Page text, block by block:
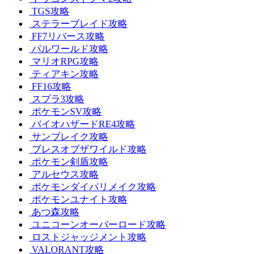
TGS攻略
ステラーブレイド攻略
FF7リバース攻略
パルワールド攻略
マリオRPG攻略
ティアキン攻略
FF16攻略
スプラ3攻略
ポケモンSV攻略
バイオハザードRE4攻略
サンブレイク攻略
ブレスオブザワイルド攻略
ポケモン剣盾攻略
アルセウス攻略
ポケモンダイパリメイク攻略
ポケモンユナイト攻略
あつ森攻略
ユニコーンオーバーロード攻略
ロストジャッジメント攻略
VALORANT攻略